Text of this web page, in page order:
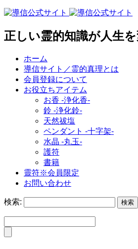
正しい霊的知識が人生
ホーム
導信サイト／霊的真理とは
会員登録について
お役立ちアイテム
お香 ‐浄化香‐
鈴 ‐浄化鈴‐
天然祓塩
ペンダント -十字架-
水晶 -丸玉-
護符
書籍
靈符※会員限定
お問い合わせ
検索: